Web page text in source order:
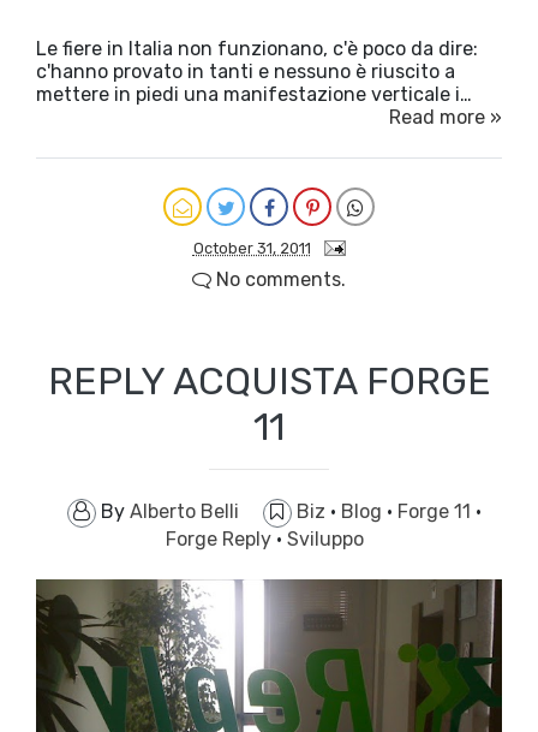
Le fiere in Italia non funzionano, c'è poco da dire:
c'hanno provato in tanti e nessuno è riuscito a
mettere in piedi una manifestazione verticale i…
Read more »
October 31, 2011
No comments.
REPLY ACQUISTA FORGE
11
By Alberto Belli Biz · Blog · Forge 11 ·
Forge Reply · Sviluppo